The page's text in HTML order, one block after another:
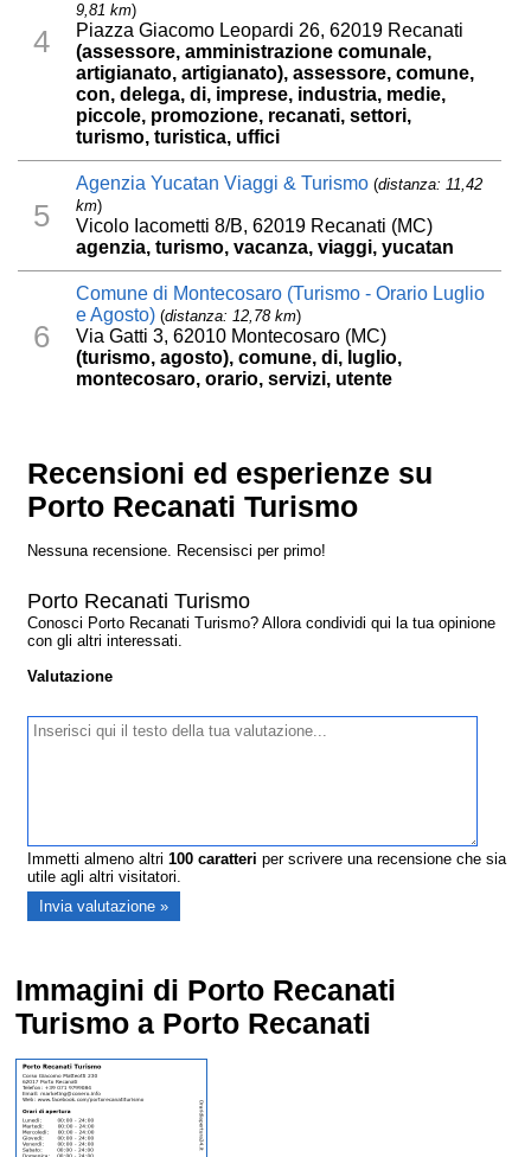
4
9,81 km)
Piazza Giacomo Leopardi 26, 62019 Recanati
(assessore, amministrazione comunale,
artigianato, artigianato), assessore, comune,
con, delega, di, imprese, industria, medie,
piccole, promozione, recanati, settori,
turismo, turistica, uffici
5
Agenzia Yucatan Viaggi & Turismo (distanza: 11,42
km)
Vicolo Iacometti 8/B, 62019 Recanati (MC)
agenzia, turismo, vacanza, viaggi, yucatan
6
Comune di Montecosaro (Turismo - Orario Luglio
e Agosto) (distanza: 12,78 km)
Via Gatti 3, 62010 Montecosaro (MC)
(turismo, agosto), comune, di, luglio,
montecosaro, orario, servizi, utente
Recensioni ed esperienze su
Porto Recanati Turismo
Nessuna recensione. Recensisci per primo!
Porto Recanati Turismo
Conosci Porto Recanati Turismo? Allora condividi qui la tua opinione
con gli altri interessati.
Valutazione
Immetti almeno altri100 caratteri per scrivere una recensione che sia
utile agli altri visitatori.
Immagini di Porto Recanati
Turismo a Porto Recanati